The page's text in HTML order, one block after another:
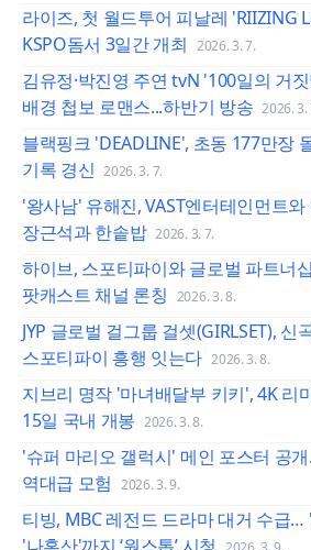
라이즈, 첫 월드투어 피날레 'RIIZING
KSPO돔서 3일간 개최 2026. 3. 7.
김유정·박진영 주연 tvN '100일의 거
배경 첩보 로맨스...하반기 방송 2026. 3.
블랙핑크 'DEADLINE', 초동 177만장
기록 경신 2026. 3. 7.
'왕사남' 유해진, VAST엔터테인먼트
장근석과 한솥밥 2026. 3. 7.
하이브, 스포티파이와 글로벌 파트너
팟캐스트 채널 론칭 2026. 3. 8.
JYP 글로벌 걸그룹 걸셋(GIRLSET),
스포티파이 흥행 잇는다 2026. 3. 8.
지브리 명작 '마녀배달부 키키', 4K 리
15일 국내 개봉 2026. 3. 8.
'슈퍼 마리오 갤럭시' 메인 포스터 공
역대급 모험 2026. 3. 9.
티빙, MBC 레전드 드라마 대거 수급…